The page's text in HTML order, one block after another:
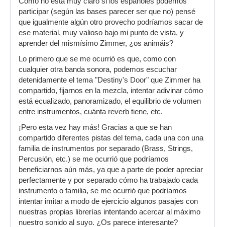
participar (según las bases parecer ser que no) pensé
que igualmente algún otro provecho podríamos sacar de
ese material, muy valioso bajo mi punto de vista, y
aprender del mismísimo Zimmer, ¿os animáis?
Lo primero que se me ocurrió es que, como con
cualquier otra banda sonora, podemos escuchar
detenidamente el tema "Destiny's Door" que Zimmer ha
compartido, fijarnos en la mezcla, intentar adivinar cómo
está ecualizado, panoramizado, el equilibrio de volumen
entre instrumentos, cuánta reverb tiene, etc.
¡Pero esta vez hay más! Gracias a que se han
compartido diferentes pistas del tema, cada una con una
familia de instrumentos por separado (Brass, Strings,
Percusión, etc.) se me ocurrió que podríamos
beneficiarnos aún más, ya que a parte de poder apreciar
perfectamente y por separado cómo ha trabajado cada
instrumento o familia, se me ocurrió que podríamos
intentar imitar a modo de ejercicio algunos pasajes con
nuestras propias librerías intentando acercar al máximo
nuestro sonido al suyo. ¿Os parece interesante?